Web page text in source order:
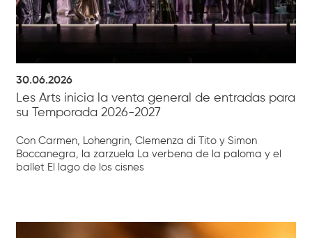
30.06.2026
Les Arts inicia la venta general de entradas para
su Temporada 2026-2027
Con Carmen, Lohengrin, Clemenza di Tito y Simon
Boccanegra, la zarzuela La verbena de la paloma y el
ballet El lago de los cisnes